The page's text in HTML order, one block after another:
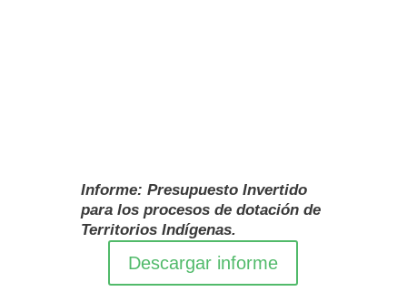
Informe: Presupuesto Invertido
para los procesos de dotación de
Territorios Indígenas.
Descargar informe